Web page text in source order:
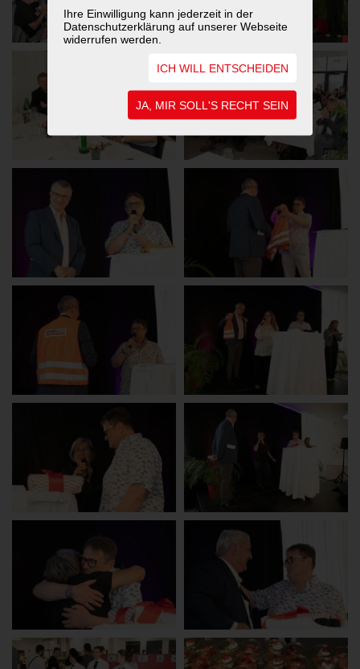
Ihre Einwilligung kann jederzeit in der
Datenschutzerklärung auf unserer Webseite
widerrufen werden.
ICH WILL ENTSCHEIDEN
JA, MIR SOLL'S RECHT SEIN